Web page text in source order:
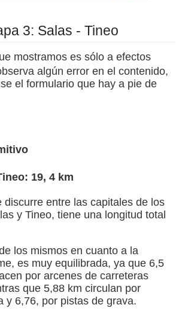
3: Salas - Tineo
mostramos es sólo a efectos
algún error en el contenido,
el formulario que hay a pie de
19, 4 km
discurre entre las capitales de los
y Tineo, tiene una longitud total
los mismos en cuanto a la
es muy equilibrada, ya que 6,5
por arcenes de carreteras
que 5,88 km circulan por
y 6,76, por pistas de grava.